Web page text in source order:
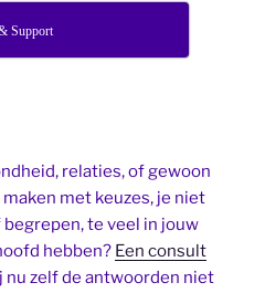
Support
relaties, of gewoon
met keuzes, je niet
te veel in jouw
hebben? Een consult
zelf de antwoorden niet